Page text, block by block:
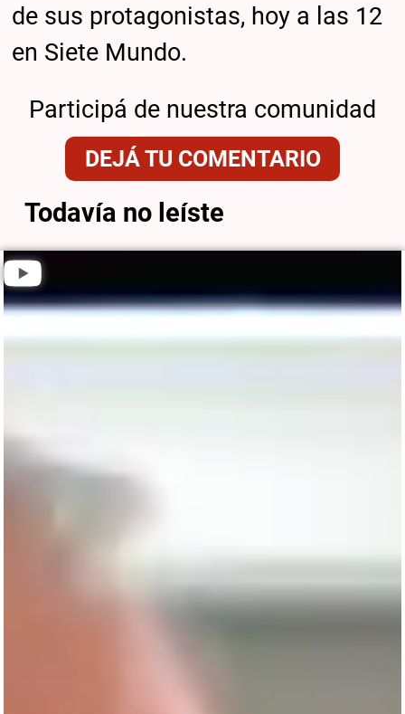
de sus protagonistas, hoy a las 12
en Siete Mundo.
Participá de nuestra comunidad
DEJÁ TU COMENTARIO
Todavía no leíste